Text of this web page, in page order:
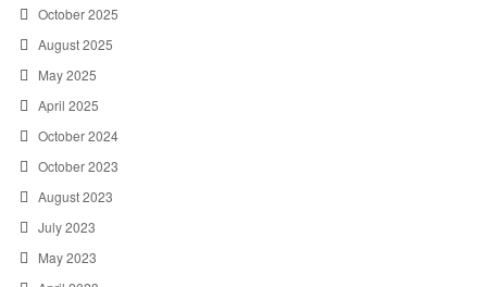
October 2025
August 2025
May 2025
April 2025
October 2024
October 2023
August 2023
July 2023
May 2023